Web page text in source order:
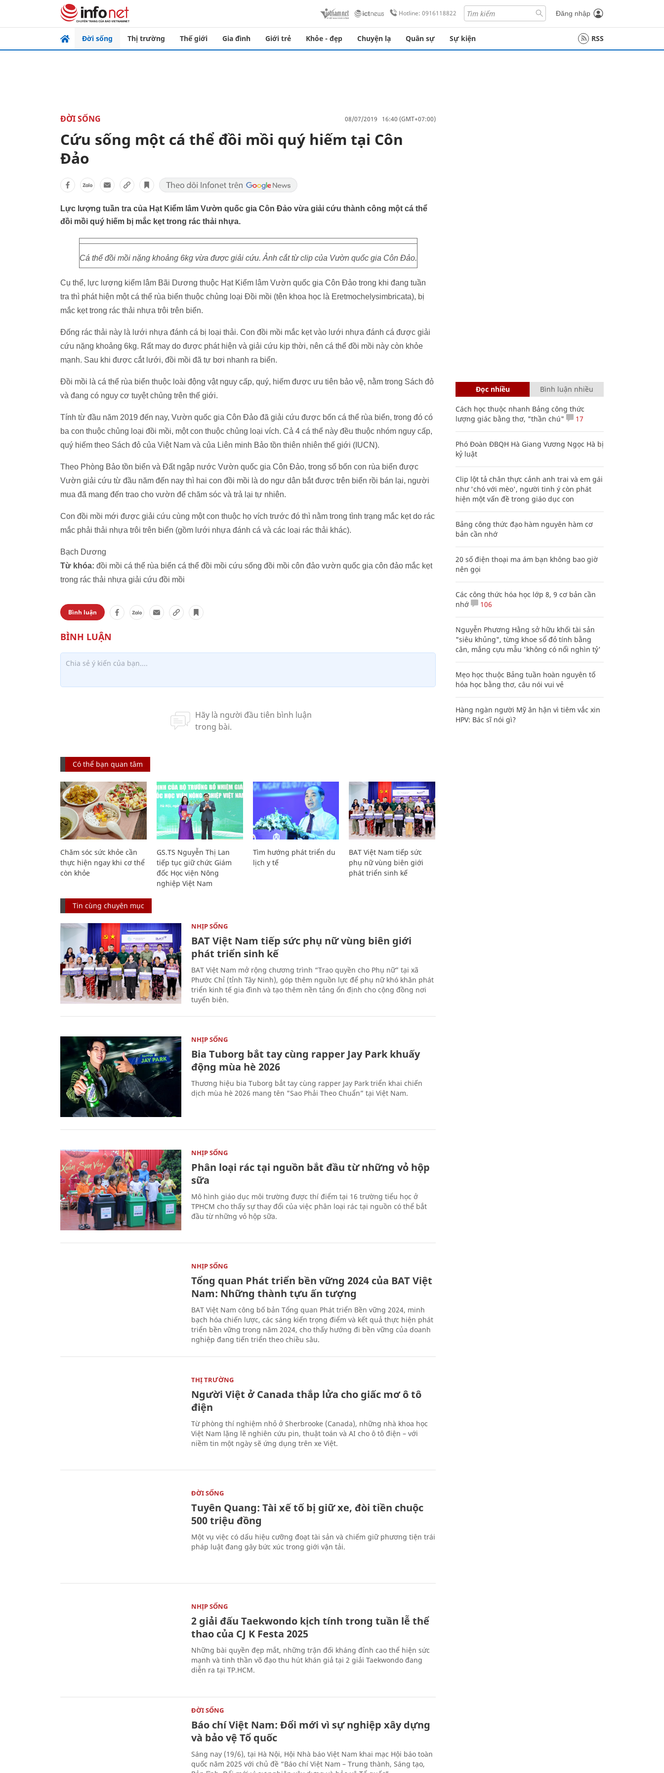
Hotline: 0916118822 Đăng nhập
Đời sống Thị trường Thế giới Gia đình Giới trẻ Khỏe - đẹp Chuyện lạ Quân sự Sự kiện RSS
ĐỜI SỐNG 08/07/2019 16:40 (GMT+07:00)
Cứu sống một cá thể đồi mồi quý hiếm tại Côn
Đảo
Lực lượng tuần tra của Hạt Kiểm lâm Vườn quốc gia Côn Đảo vừa giải cứu thành công một cá thể
đồi mồi quý hiếm bị mắc kẹt trong rác thải nhựa.
Cá thể đồi mồi nặng khoảng 6kg vừa được giải cứu. Ảnh cắt từ clip của Vườn quốc gia Côn Đảo.
Cụ thể, lực lượng kiểm lâm Bãi Dương thuộc Hạt Kiểm lâm Vườn quốc gia Côn Đảo trong khi đang tuần
tra thì phát hiện một cá thể rùa biển thuộc chủng loại Đồi mồi (tên khoa học là Eretmochelysimbricata), bị
mắc kẹt trong rác thải nhựa trôi trên biển.
Đống rác thải này là lưới nhựa đánh cá bị loại thải. Con đồi mồi mắc kẹt vào lưới nhựa đánh cá được giải
cứu nặng khoảng 6kg. Rất may do được phát hiện và giải cứu kịp thời, nên cá thể đồi mồi này còn khỏe
mạnh. Sau khi được cắt lưới, đồi mồi đã tự bơi nhanh ra biển.
Đồi mồi là cá thể rùa biển thuộc loài động vật nguy cấp, quý, hiếm được ưu tiên bảo vệ, nằm trong Sách đỏ
và đang có nguy cơ tuyệt chủng trên thế giới.
Tính từ đầu năm 2019 đến nay, Vườn quốc gia Côn Đảo đã giải cứu được bốn cá thể rùa biển, trong đó có
ba con thuộc chủng loại đồi mồi, một con thuộc chủng loại vích. Cả 4 cá thể này đều thuộc nhóm nguy cấp,
quý hiếm theo Sách đỏ của Việt Nam và của Liên minh Bảo tồn thiên nhiên thế giới (IUCN).
Theo Phòng Bảo tồn biển và Đất ngập nước Vườn quốc gia Côn Đảo, trong số bốn con rùa biển được
Vườn giải cứu từ đầu năm đến nay thì hai con đồi mồi là do ngư dân bắt được trên biển rồi bán lại, người
mua đã mang đến trao cho vườn để chăm sóc và trả lại tự nhiên.
Con đồi mồi mới được giải cứu cùng một con thuộc họ vích trước đó thì nằm trong tình trạng mắc kẹt do rác
mắc phải thải nhựa trôi trên biển (gồm lưới nhựa đánh cá và các loại rác thải khác).
Bạch Dương
Từ khóa: đồi mồi cá thể rùa biển cá thể đồi mồi cứu sống đồi mồi côn đảo vườn quốc gia côn đảo mắc kẹt
trong rác thải nhựa giải cứu đồi mồi
Bình luận
Có thể bạn quan tâm
Chăm sóc sức khỏe cần
thực hiện ngay khi cơ thể
còn khỏe
GS.TS Nguyễn Thị Lan
tiếp tục giữ chức Giám
đốc Học viện Nông
nghiệp Việt Nam
Tìm hướng phát triển du
lịch y tế
BAT Việt Nam tiếp sức
phụ nữ vùng biên giới
phát triển sinh kế
Tin cùng chuyên mục
NHỊP SỐNG
BAT Việt Nam tiếp sức phụ nữ vùng biên giới
phát triển sinh kế
BAT Việt Nam mở rộng chương trình “Trao quyền cho Phụ nữ” tại xã
Phước Chỉ (tỉnh Tây Ninh), góp thêm nguồn lực để phụ nữ khó khăn phát
triển kinh tế gia đình và tạo thêm nền tảng ổn định cho cộng đồng nơi
tuyến biên.
NHỊP SỐNG
Bia Tuborg bắt tay cùng rapper Jay Park khuấy
động mùa hè 2026
Thương hiệu bia Tuborg bắt tay cùng rapper Jay Park triển khai chiến
dịch mùa hè 2026 mang tên "Sao Phải Theo Chuẩn” tại Việt Nam.
NHỊP SỐNG
Phân loại rác tại nguồn bắt đầu từ những vỏ hộp
sữa
Mô hình giáo dục môi trường được thí điểm tại 16 trường tiểu học ở
TPHCM cho thấy sự thay đổi của việc phân loại rác tại nguồn có thể bắt
đầu từ những vỏ hộp sữa.
NHỊP SỐNG
Tổng quan Phát triển bền vững 2024 của BAT Việt
Nam: Những thành tựu ấn tượng
BAT Việt Nam công bố bản Tổng quan Phát triển Bền vững 2024, minh
bạch hóa chiến lược, các sáng kiến trọng điểm và kết quả thực hiện phát
triển bền vững trong năm 2024, cho thấy hướng đi bền vững của doanh
nghiệp đang tiến triển theo chiều sâu.
THỊ TRƯỜNG
Người Việt ở Canada thắp lửa cho giấc mơ ô tô
điện
Từ phòng thí nghiệm nhỏ ở Sherbrooke (Canada), những nhà khoa học
Việt Nam lặng lẽ nghiên cứu pin, thuật toán và AI cho ô tô điện – với
niềm tin một ngày sẽ ứng dụng trên xe Việt.
ĐỜI SỐNG
Tuyên Quang: Tài xế tố bị giữ xe, đòi tiền chuộc
500 triệu đồng
Một vụ việc có dấu hiệu cưỡng đoạt tài sản và chiếm giữ phương tiện trái
pháp luật đang gây bức xúc trong giới vận tải.
NHỊP SỐNG
2 giải đấu Taekwondo kịch tính trong tuần lễ thể
thao của CJ K Festa 2025
Những bài quyền đẹp mắt, những trận đối kháng đỉnh cao thể hiện sức
mạnh và tinh thần võ đạo thu hút khán giả tại 2 giải Taekwondo đang
diễn ra tại TP.HCM.
ĐỜI SỐNG
Báo chí Việt Nam: Đổi mới vì sự nghiệp xây dựng
và bảo vệ Tổ quốc
Sáng nay (19/6), tại Hà Nội, Hội Nhà báo Việt Nam khai mạc Hội báo toàn
quốc năm 2025 với chủ đề “Báo chí Việt Nam – Trung thành, Sáng tạo,
Đọc nhiều Bình luận nhiều
Cách học thuộc nhanh Bảng công thức
lượng giác bằng thơ, "thần chú"
17
Phó Đoàn ĐBQH Hà Giang Vương Ngọc Hà bị
kỷ luật
Clip lột tả chân thực cảnh anh trai và em gái
như 'chó với mèo', người tinh ý còn phát
hiện một vấn đề trong giáo dục con
Bảng công thức đạo hàm nguyên hàm cơ
bản cần nhớ
20 số điện thoại ma ám bạn không bao giờ
nên gọi
Các công thức hóa học lớp 8, 9 cơ bản cần
nhớ
106
Nguyễn Phương Hằng sở hữu khối tài sản
"siêu khủng", từng khoe sổ đỏ tính bằng
cân, mắng cựu mẫu 'không có nổi nghìn tỷ'
Mẹo học thuộc Bảng tuần hoàn nguyên tố
hóa học bằng thơ, câu nói vui vẻ
Hàng ngàn người Mỹ ân hận vì tiêm vắc xin
HPV: Bác sĩ nói gì?